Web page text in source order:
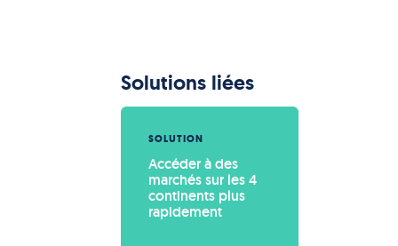
Solutions liées
SOLUTION
Accéder à des
marchés sur les 4
continents plus
rapidement